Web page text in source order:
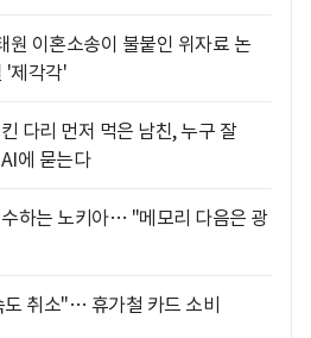
원 이혼소송이 불붙인 위자료 논
'제각각'
다리 먼저 먹은 남친, 누구 잘
에 묻는다
하는 노키아… "메모리 다음은 광
취소"… 휴가철 카드 소비